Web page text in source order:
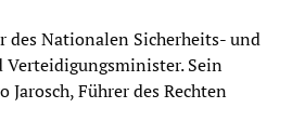
des Nationalen Sicherheits- und
Verteidigungsminister. Sein
Führer des Rechten